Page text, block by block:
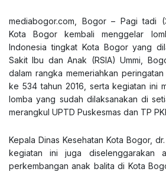
mediabogor.com , Bogor – Pagi tadi
Kota Bogor kembali menggelar
Indonesia tingkat Kota Bogor yang
Sakit Ibu dan Anak (RSIA) Ummi,
dalam rangka memeriahkan
ke 534 tahun 2016, serta kegiatan ini
lomba yang sudah dilaksanakan di
merangkul UPTD Puskesmas dan TP
Kepala Dinas Kesehatan Kota Bogor,
kegiatan ini juga diselenggarakan
perkembangan anak balita di Kota